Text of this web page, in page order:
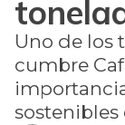
Uno de los
cumbre
sostenibles